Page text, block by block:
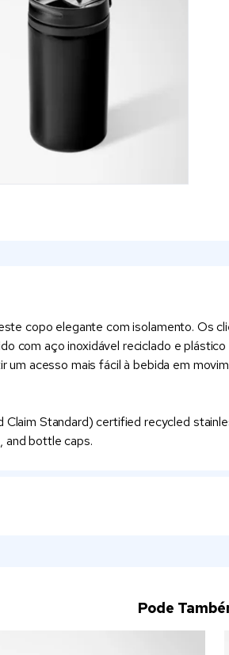
copo elegante com isolamento. Os
com aço inoxidável reciclado e
um acesso mais fácil à bebida em
Standard) certified recycled
and bottle caps.
Pode